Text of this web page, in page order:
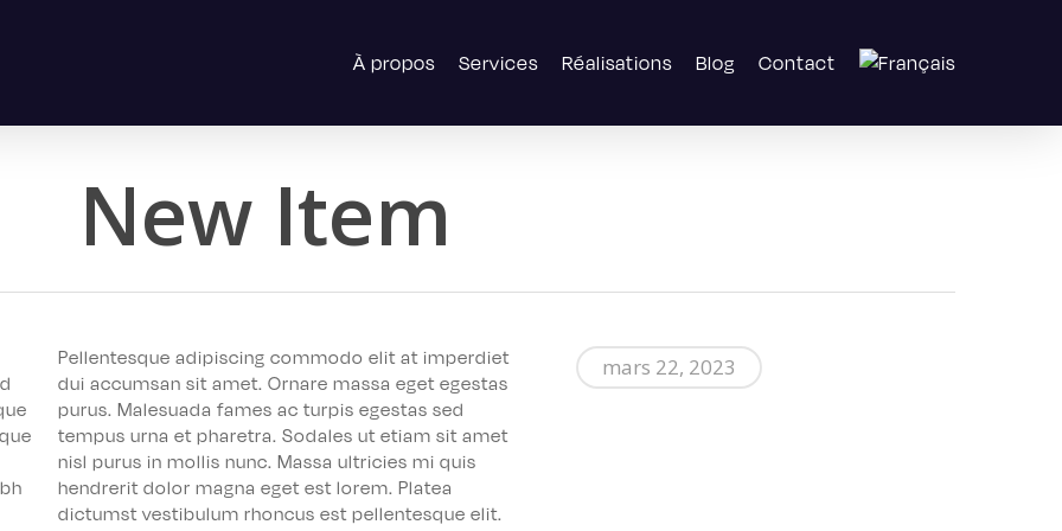
À propos Services Réalisations Blog Contact
New Item
Pellentesque adipiscing commodo elit at imperdiet
dui accumsan sit amet. Ornare massa eget egestas
purus. Malesuada fames ac turpis egestas sed
tempus urna et pharetra. Sodales ut etiam sit amet
nisl purus in mollis nunc. Massa ultricies mi quis
hendrerit dolor magna eget est lorem. Platea
dictumst vestibulum rhoncus est pellentesque elit.
mars 22, 2023